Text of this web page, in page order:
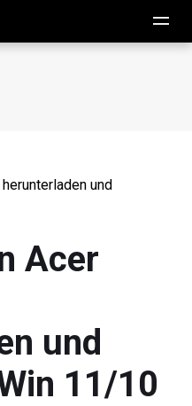
und
Acer
und
11/10